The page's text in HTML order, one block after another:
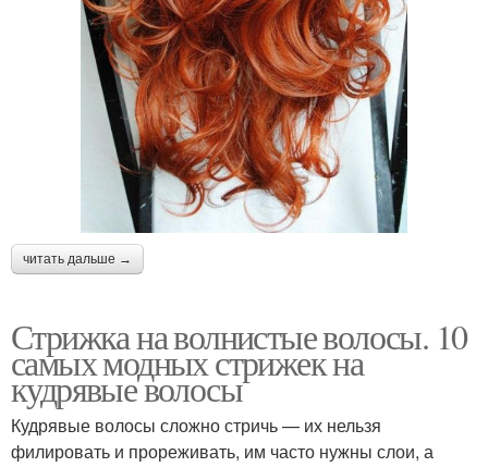
читать дальше →
Стрижка на волнистые волосы. 10
самых модных стрижек на
кудрявые волосы
Кудрявые волосы сложно стричь — их нельзя
филировать и прореживать, им часто нужны слои, а